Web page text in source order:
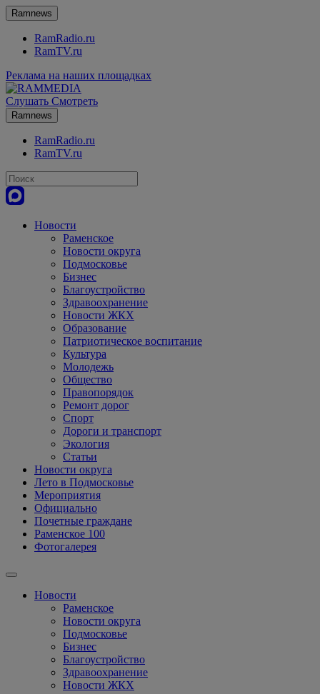
Ramnews
RamRadio.ru
RamTV.ru
Реклама на наших площадках
Слушать Смотреть
Ramnews
RamRadio.ru
RamTV.ru
Новости
Раменское
Новости округа
Подмосковье
Бизнес
Благоустройство
Здравоохранение
Новости ЖКХ
Образование
Патриотическое воспитание
Культура
Молодежь
Общество
Правопорядок
Ремонт дорог
Спорт
Дороги и транспорт
Экология
Статьи
Новости округа
Лето в Подмосковье
Мероприятия
Официально
Почетные граждане
Раменское 100
Фотогалерея
Новости
Раменское
Новости округа
Подмосковье
Бизнес
Благоустройство
Здравоохранение
Новости ЖКХ